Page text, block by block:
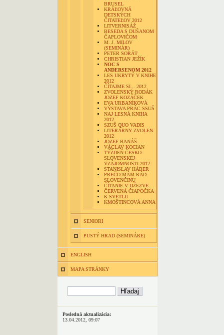
BRUSEL
KRÁĽOVNÁ
DETSKÝCH
ČITATEĽOV 2012
LITVERNISÁŽ
BESEDA S DUŠANOM
ČAPLOVIČOM
M. J. MILOV
(SEMINÁR)
PETER SORÁT
CHRISTIAN JEŽÍK
NOC S
ANDERSENOM 2012
LES UKRYTÝ V KNIHE
2012
ČÍTAJME SI... 2012
ZVOLENSKÝ RODÁK
JOZEF KOZÁČEK
EVA URBANÍKOVÁ
VÝSTAVA PRÁC SSUŠ
NAJ LESNÁ KNIHA
2012
SZUŠ QUO VADIS
LITERÁRNY ZVOLEN
2012
JOZEF BANÁŠ
VÁCLAV KOCIAN
TÝŽDEŇ ČESKO-
SLOVENSKEJ
VZÁJOMNOSTI 2012
STANISLAV HÁBER
PREČO MÁM RÁD
SLOVENČINU
ČÍTANIE V DŽEZVE
ČERVENÁ ČIAPOČKA
K SVETLU
KMOŠTINCOVÁ ANNA
SENIORI
PUSTÝ HRAD (SEMINÁRE)
ENGLISH
MAPA STRÁNKY
Posledná aktualizácia:
13.04.2012, 09:07